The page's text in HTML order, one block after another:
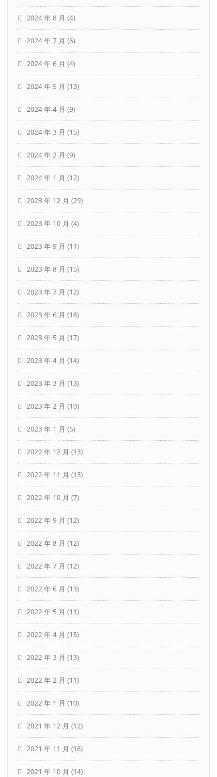
2024 年 8 月 (4)
2024 年 7 月 (6)
2024 年 6 月 (4)
2024 年 5 月 (13)
2024 年 4 月 (9)
2024 年 3 月 (15)
2024 年 2 月 (9)
2024 年 1 月 (12)
2023 年 12 月 (29)
2023 年 10 月 (4)
2023 年 9 月 (11)
2023 年 8 月 (15)
2023 年 7 月 (12)
2023 年 6 月 (18)
2023 年 5 月 (17)
2023 年 4 月 (14)
2023 年 3 月 (13)
2023 年 2 月 (10)
2023 年 1 月 (5)
2022 年 12 月 (13)
2022 年 11 月 (13)
2022 年 10 月 (7)
2022 年 9 月 (12)
2022 年 8 月 (12)
2022 年 7 月 (12)
2022 年 6 月 (13)
2022 年 5 月 (11)
2022 年 4 月 (15)
2022 年 3 月 (13)
2022 年 2 月 (11)
2022 年 1 月 (10)
2021 年 12 月 (12)
2021 年 11 月 (16)
2021 年 10 月 (14)